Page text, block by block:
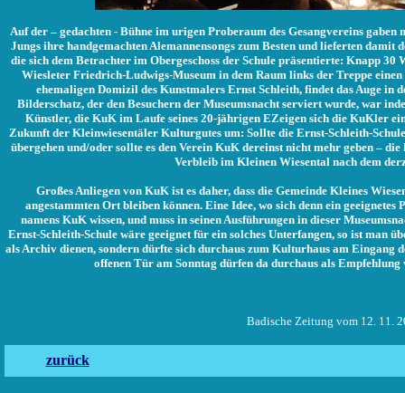
Auf der – gedachten - Bühne im urigen Proberaum des Gesangvereins
Jungs ihre handgemachten Alemannensongs zum Besten und lieferten
die sich dem Betrachter im Obergeschoss der Schule präsentierte: Knapp
Wiesleter Friedrich-Ludwigs-Museum in dem Raum links der Treppe
ehemaligen Domizil des Kunstmalers Ernst Schleith, findet das Auge
Bilderschatz, der den Besuchern der Museumsnacht serviert wurde, war
Künstler, die KuK im Laufe seines 20-jährigen EZeigen sich die KuKler
Zukunft der Kleinwiesentäler Kulturgutes um: Sollte die Ernst-Schleith-
übergehen und/oder sollte es den Verein KuK dereinst nicht mehr geben –
Verbleib im Kleinen Wiesental nach dem
Großes Anliegen von KuK ist es daher, dass die Gemeinde Kleines
angestammten Ort bleiben können. Eine Idee, wo sich denn ein
namens KuK wissen, und muss in seinen Ausführungen in dieser
Ernst-Schleith-Schule wäre geeignet für ein solches Unterfangen, so ist man
als Archiv dienen, sondern dürfte sich durchaus zum Kulturhaus am Eingang
offenen Tür am Sonntag dürfen da durchaus als
Badische Zeitung vom 12. 11.
zurück